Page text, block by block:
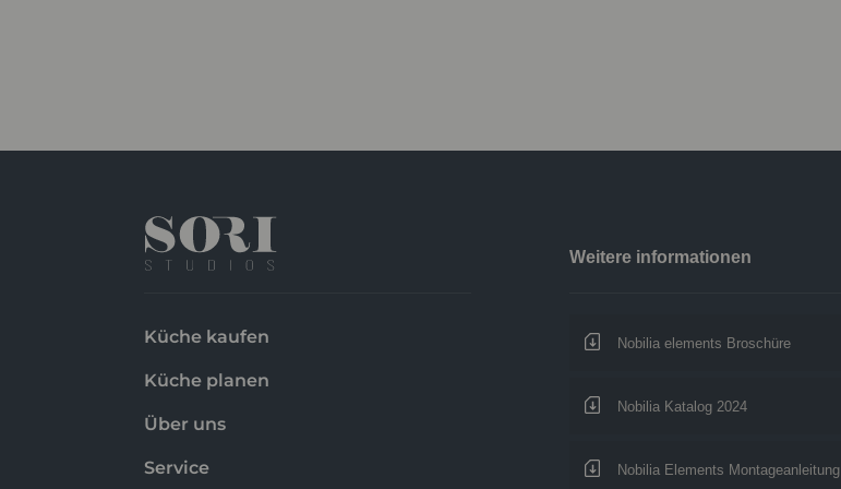
Küche kaufen
Küche planen
Über uns
Service
Weitere informationen
Nobilia elements Broschüre
Nobilia Katalog 2024
Nobilia Elements Montageanleitung